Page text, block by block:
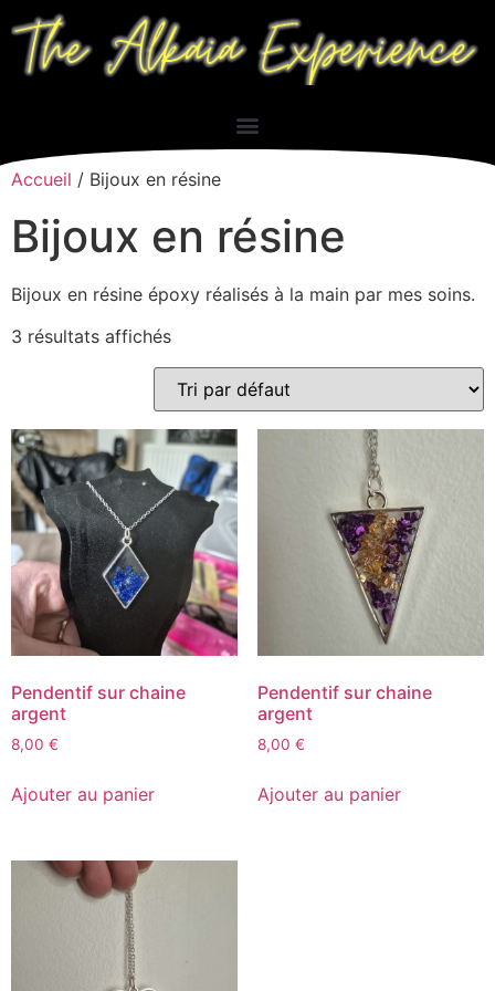
Accueil / Bijoux en résine
Bijoux en résine
Bijoux en résine époxy réalisés à la main par mes soins.
3 résultats affichés
Pendentif sur chaine
argent
8,00 €
Ajouter au panier
Pendentif sur chaine
argent
8,00 €
Ajouter au panier